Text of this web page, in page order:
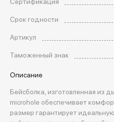
Срок годности
Артикул
Таможенный знак
Описание
Бейсболка, изготовленная из
microhole обеспечивает
размер гарантирует